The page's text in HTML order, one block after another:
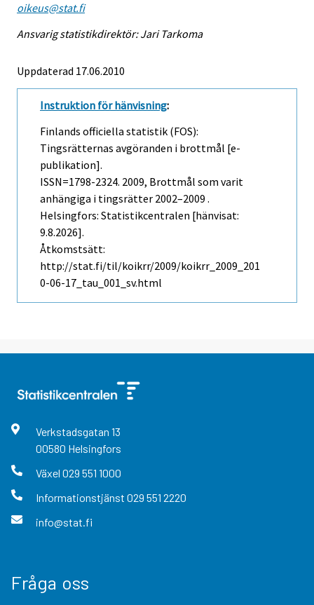
oikeus@stat.fi
Ansvarig statistikdirektör: Jari Tarkoma
Uppdaterad 17.06.2010
Instruktion för hänvisning:
Finlands officiella statistik (FOS):
Tingsrätternas avgöranden i brottmål [e-
publikation].
ISSN=1798-2324. 2009, Brottmål som varit
anhängiga i tingsrätter 2002–2009 .
Helsingfors: Statistikcentralen [hänvisat:
9.8.2026].
Åtkomstsätt:
http://stat.fi/til/koikrr/2009/koikrr_2009_201
0-06-17_tau_001_sv.html
Verkstadsgatan 13
00580 Helsingfors
Växel 029 551 1000
Informationstjänst 029 551 2220
info@stat.fi
Fråga oss